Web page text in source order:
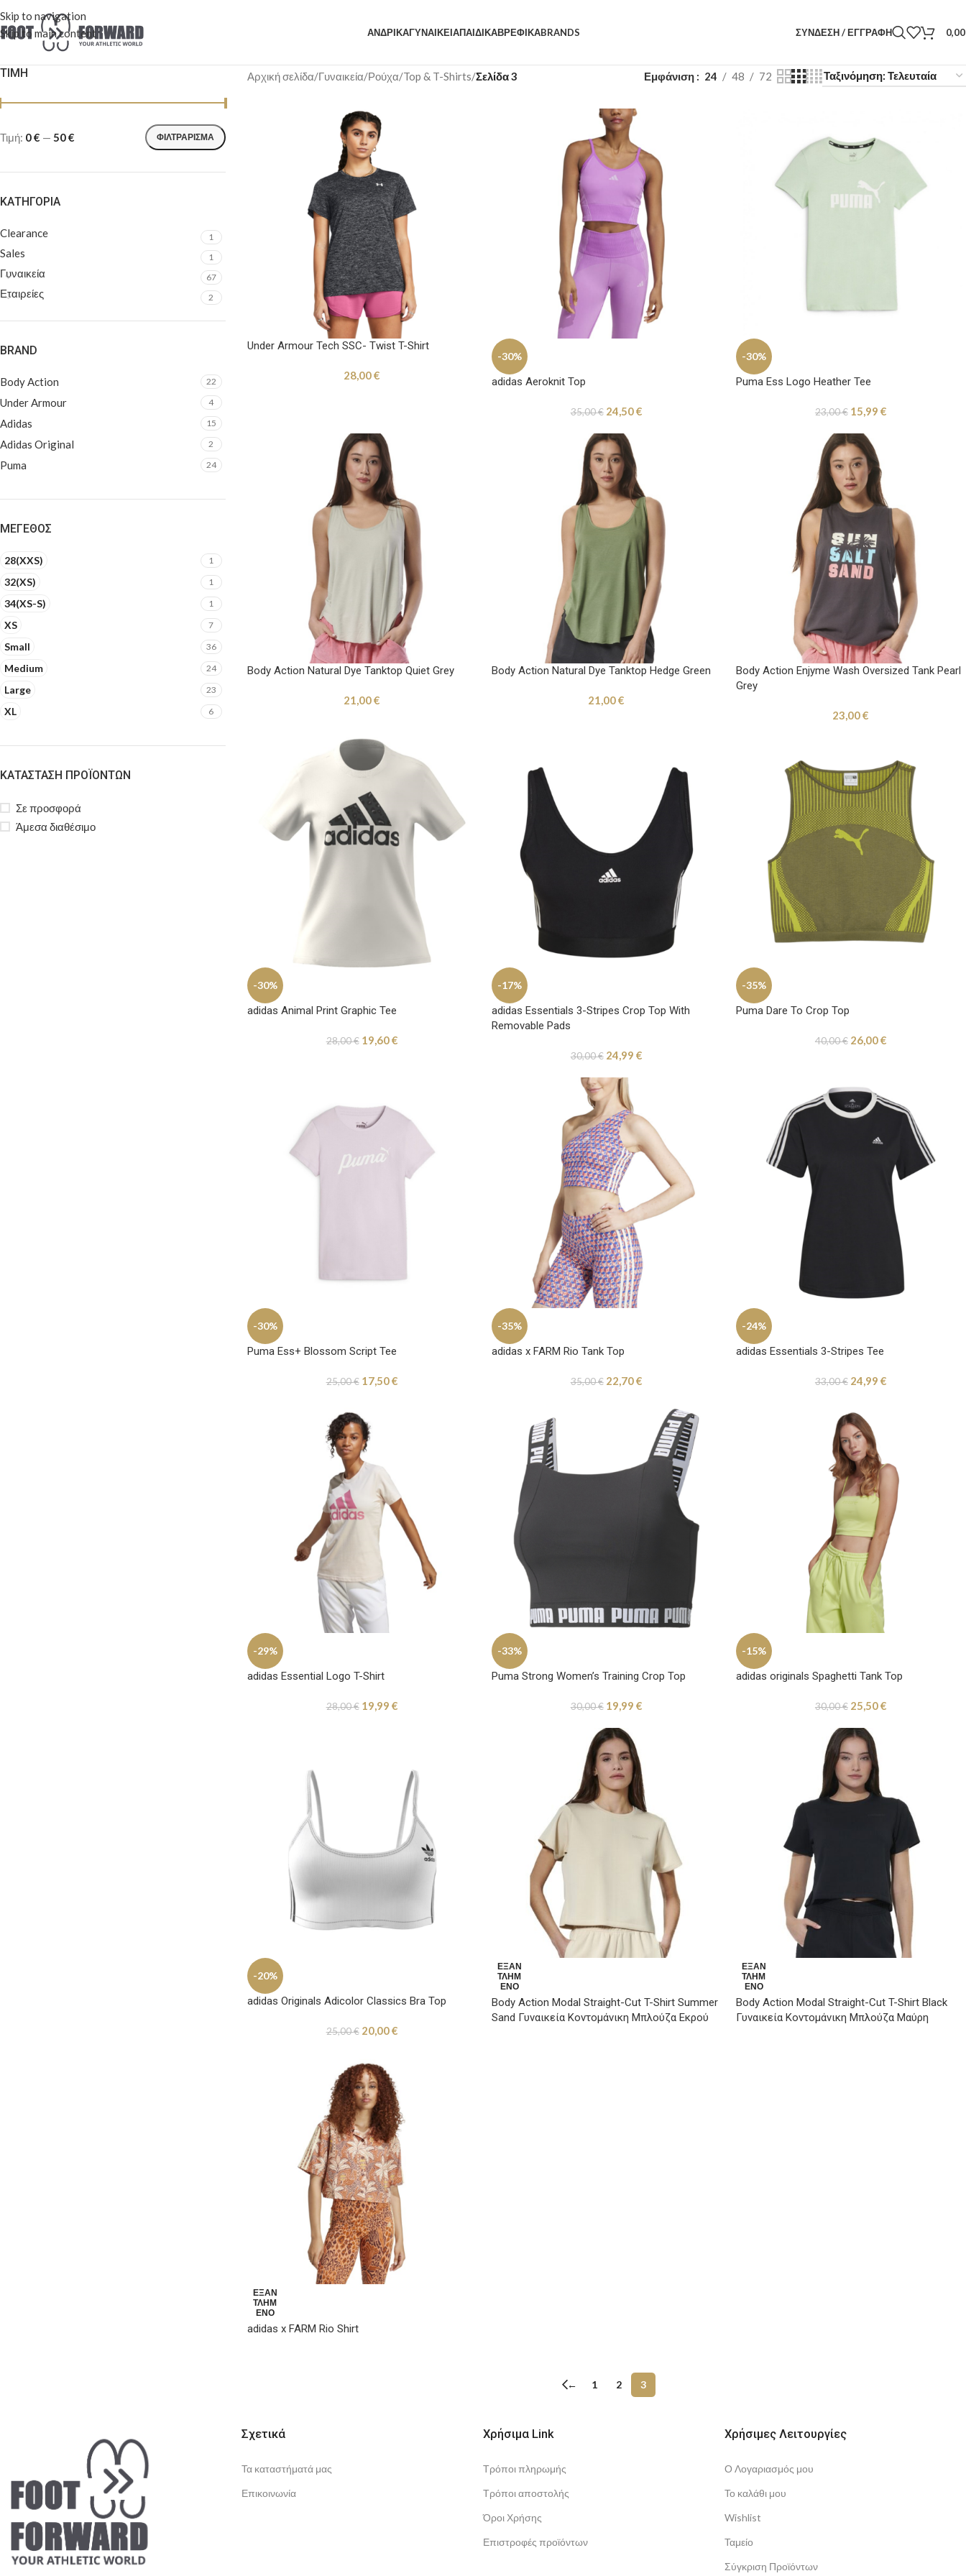
Skip to navigation
Skip to main content
ΑΝΔΡΙΚΆΓΥΝΑΙΚΕΊΑΠΑΙΔΙΚΆΒΡΕΦΙΚΆBRANDS ΣΎΝΔΕΣΗ / ΕΓΓΡΑΦΉ
ΤΙΜΉ
ΦΙΛΤΡΆΡΙΣΜΑ
Τιμή: 0 € — 50 €
ΚΑΤΗΓΟΡΊΑ
Clearance 1
Sales 1
Γυναικεία 67
Εταιρείες 2
BRAND
Body Action 22
Under Armour 4
Adidas 15
Adidas Original 2
Puma 24
ΜΈΓΕΘΟΣ
28(XXS) 1
32(XS) 1
34(XS-S) 1
XS 7
Small 36
Medium 24
Large 23
XL 6
ΚΑΤΆΣΤΑΣΗ ΠΡΟΪΌΝΤΩΝ
Σε προσφορά
Άμεσα διαθέσιμο
Αρχική σελίδα/Γυναικεία/Ρούχα/Top & T-Shirts/Σελίδα 3 Εμφάνιση 24 48 72
Under Armour Tech SSC- Twist T-Shirt
28,00€
-30%
adidas Aeroknit Top
35,00€ 24,50€
-30%
Puma Ess Logo Heather Tee
23,00€ 15,99 €
Body Action Natural Dye Tanktop Quiet Grey
21,00€
Body Action Natural Dye Tanktop Hedge Green
21,00€
Body Action Enjyme Wash Oversized Tank Pearl
Grey
23,00€
-30%
adidas Animal Print Graphic Tee
28,00€ 19,60€
-17%
adidas Essentials 3-Stripes Crop Top With
Removable Pads
30,00€ 24,99 €
-35%
Puma Dare To Crop Top
40,00€ 26,00€
-30%
Puma Ess+ Blossom Script Tee
25,00€ 17,50€
-35%
adidas x FARM Rio Tank Top
35,00€ 22,70€
-24%
adidas Essentials 3-Stripes Tee
33,00€ 24,99 €
-29%
adidas Essential Logo T-Shirt
28,00€ 19,99 €
-33%
Puma Strong Women’s Training Crop Top
30,00€ 19,99 €
-15%
adidas originals Spaghetti Tank Top
30,00€ 25,50€
-20%
adidas Originals Adicolor Classics Bra Top
25,00€ 20,00€
ΕΞΑΝ
ΤΛΗΜ
ΈΝΟ
Body Action Modal Straight-Cut T-Shirt Summer
Sand Γυναικεία Κοντομάνικη Μπλούζα Εκρού
ΕΞΑΝ
ΤΛΗΜ
ΈΝΟ
Body Action Modal Straight-Cut T-Shirt Black
Γυναικεία Κοντομάνικη Μπλούζα Μαύρη
ΕΞΑΝ
ΤΛΗΜ
ΈΝΟ
adidas x FARM Rio Shirt
← 1 2 3
Σχετικά
Τα καταστήματά μας
Επικοινωνία
Χρήσιμα Link
Τρόποι πληρωμής
Τρόποι αποστολής
Όροι Χρήσης
Επιστροφές προϊόντων
Χρήσιμες Λειτουργίες
Ο Λογαριασμός μου
Το καλάθι μου
Wishlist
Ταμείο
Σύγκριση Προϊόντων